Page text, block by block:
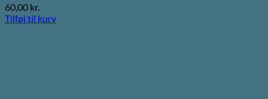
60,00 kr.
Tilføj til kurv